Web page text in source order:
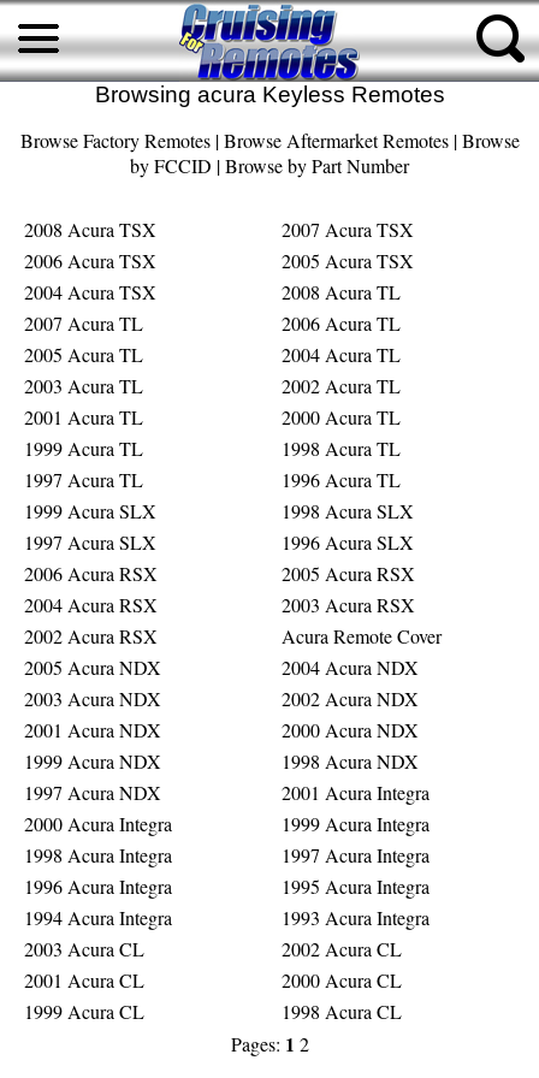
Browsing acura Keyless Remotes
Browse Factory Remotes|Browse Aftermarket Remotes|Browse
by FCCID |Browse by Part Number
2008 Acura TSX
2007 Acura TSX
2006 Acura TSX
2005 Acura TSX
2004 Acura TSX
2008 Acura TL
2007 Acura TL
2006 Acura TL
2005 Acura TL
2004 Acura TL
2003 Acura TL
2002 Acura TL
2001 Acura TL
2000 Acura TL
1999 Acura TL
1998 Acura TL
1997 Acura TL
1996 Acura TL
1999 Acura SLX
1998 Acura SLX
1997 Acura SLX
1996 Acura SLX
2006 Acura RSX
2005 Acura RSX
2004 Acura RSX
2003 Acura RSX
2002 Acura RSX
Acura Remote Cover
2005 Acura NDX
2004 Acura NDX
2003 Acura NDX
2002 Acura NDX
2001 Acura NDX
2000 Acura NDX
1999 Acura NDX
1998 Acura NDX
1997 Acura NDX
2001 Acura Integra
2000 Acura Integra
1999 Acura Integra
1998 Acura Integra
1997 Acura Integra
1996 Acura Integra
1995 Acura Integra
1994 Acura Integra
1993 Acura Integra
2003 Acura CL
2002 Acura CL
2001 Acura CL
2000 Acura CL
1999 Acura CL
1998 Acura CL
Pages: 1 2